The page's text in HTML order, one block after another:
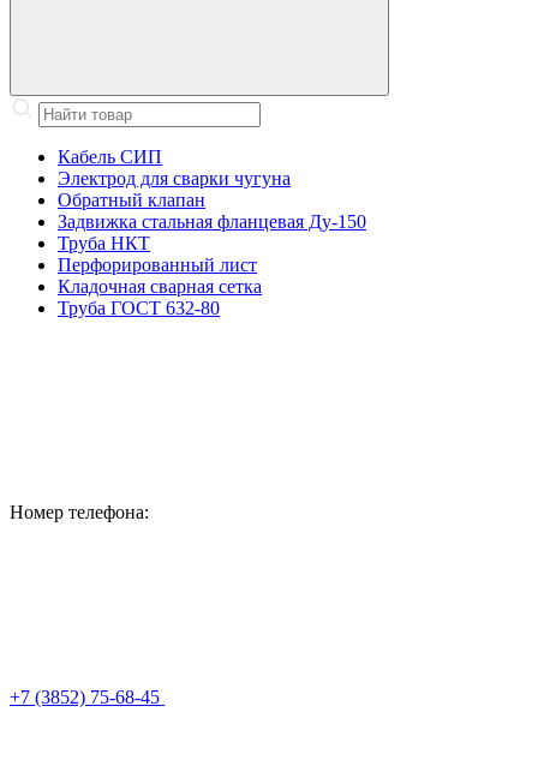
Кабель СИП
Электрод для сварки чугуна
Обратный клапан
Задвижка стальная фланцевая Ду-150
Труба НКТ
Перфорированный лист
Кладочная сварная сетка
Труба ГОСТ 632-80
Номер телефона:
+7 (3852) 75-68-45